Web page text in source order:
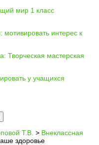
мир 1 класс
мотивировать интерес к
Творческая мастерская
у учащихся
Т.В. > Внеклассная
здоровье